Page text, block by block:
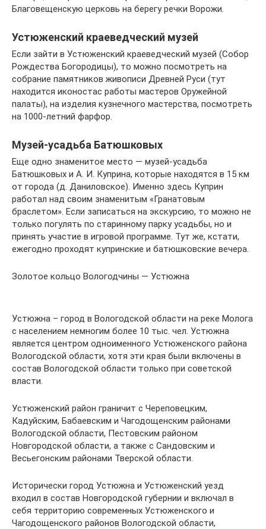
Благовещенскую церковь на берегу речки Ворожи.
Устюженский краеведческий музей
Если зайти в Устюженский краеведческий музей (Собор
Рождества Богородицы), то можно посмотреть на
собрание памятников живописи Древней Руси (тут
находится иконостас работы мастеров Оружейной
палаты), на изделия кузнечного мастерства, посмотреть
на 1000-летний фарфор.
Музей-усадьба Батюшковых
Еще одно знаменитое место — музей-усадьба
Батюшковых и А. И. Куприна, которые находятся в 15 км
от города (д. Даниловское). Именно здесь Куприн
работал над своим знаменитым «Гранатовым
браслетом». Если записаться на экскурсию, то можно не
только погулять по старинному парку усадьбы, но и
принять участие в игровой программе. Тут же, кстати,
ежегодно проходят купринские и батюшковские вечера.
Золотое кольцо Вологодчины — Устюжна
Устюжна – город в Вологодской области на реке Молога
с населением немногим более 10 тыс. чел. Устюжна
является центром одноименного Устюженского района
Вологодской области, хотя эти края были включены в
состав Вологодской области только при советской
власти.
Устюженский район граничит с Череповецким,
Кадуйским, Бабаевским и Чагодощенским районами
Вологодской области, Пестовским районом
Новгородской области, а также с Сандовским и
Весьегонским районами Тверской области.
Исторически город Устюжна и Устюженский уезд
входил в состав Новгородской губернии и включал в
себя территорию современных Устюженского и
Чагодощенского районов Вологодской области,